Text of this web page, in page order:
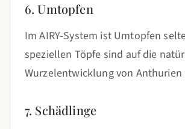
6. Umtopfen
Im AIRY-System ist Umtopfen
speziellen Töpfe sind auf die
Wurzelentwicklung von
7. Schädlinge